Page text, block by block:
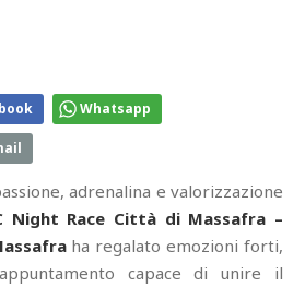
Whatsapp
adrenalina e valorizzazione
Night Race Città di Massafra –
ha regalato emozioni forti,
capace di unire il